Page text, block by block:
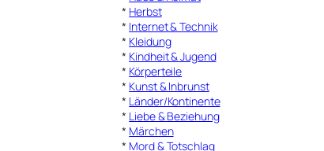
* Herbst
* Internet & Technik
* Kleidung
* Kindheit & Jugend
* Körperteile
* Kunst & Inbrunst
* Länder/Kontinente
* Liebe & Beziehung
* Märchen
* Mord & Totschlag